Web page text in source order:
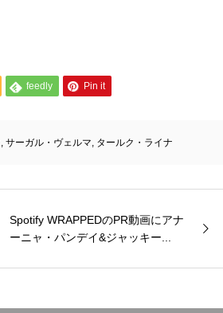
feedly Pin it
, サーガル・ヴェルマ, タールク・ライナ
Spotify WRAPPEDのPR動画にアナ
ーニャ・パンデイ&ジャッキー...